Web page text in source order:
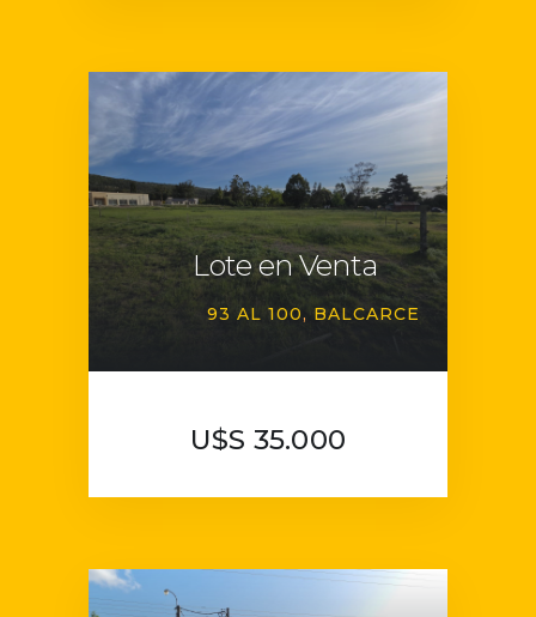
Lote en Venta
93 AL 100 BALCARCE
U$S 35.000